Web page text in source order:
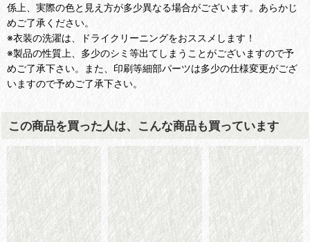
係上、実際の色と見え方が多少異なる場合がございます。あらかじ
めご了承ください。
※衣装の洗濯は、ドライクリーニングをおススメします！
※製品の性質上、多少のシミ等出てしまうことがございますので予
めご了承下さい。また、印刷等細部パーツは多少の仕様変更がござ
いますので予めご了承下さい。
この商品を買った人は、こんな商品も買っています